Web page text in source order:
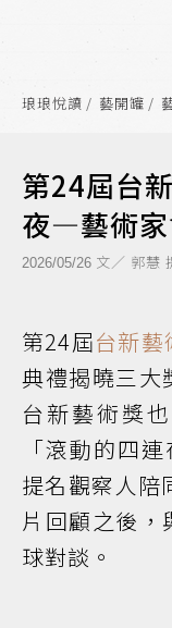
琅琅悅讀 藝開罐
第24屆台
夜—藝術家
2026/05/26 文／ 郭慧
第24屆台新藝
典禮揭曉三大
台新藝術獎
「滾動的四
提名觀察人陪
片回顧之後，
球對談。